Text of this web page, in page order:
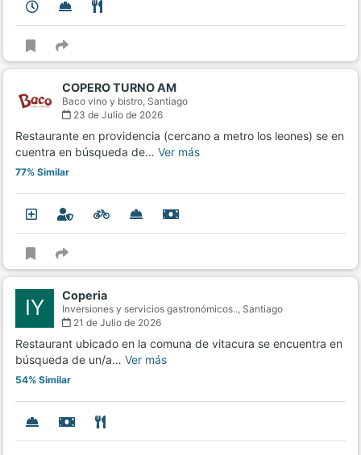
COPERO TURNO AM
Baco vino y bistro, Santiago
23 de Julio de 2026
Restaurante en providencia (cercano a metro los leones) se en
cuentra en búsqueda de… Ver más
77% Similar
IY Coperia
Inversiones y servicios gastronómicos.., Santiago
21 de Julio de 2026
Restaurant ubicado en la comuna de vitacura se encuentra en
búsqueda de un/a… Ver más
54% Similar